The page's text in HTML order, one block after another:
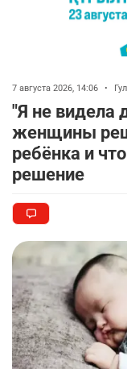
🤝 Токаев
амнистии
10
🏠
квартиру
2384
7 августа 2026, 14:06 •
"Я не видела
женщины
ребёнка и
решение